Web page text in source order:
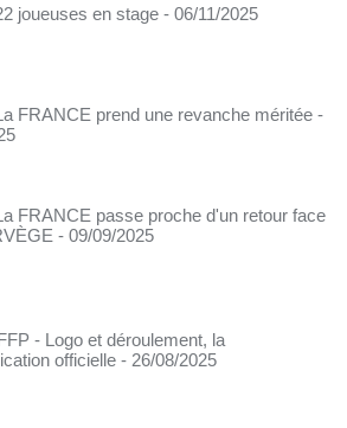
joueuses en stage - 06/11/2025
FRANCE prend une revanche méritée -
FRANCE passe proche d'un retour face
- 09/09/2025
- Logo et déroulement, la
officielle - 26/08/2025